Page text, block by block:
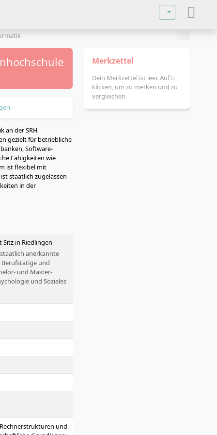
Sprache
an der SRH
gezielt für betriebliche
Software-
Fähigkeiten wie
ist flexibel mit
staatlich zugelassen
in der
Sitz in Riedlingen
anerkannte
und
und Master-
und Soziales
- ist sie eine
und
Merkzettel
Dein Merkzettel ist leer. Auf
klicken, um zu merken und zu
vergleichen.